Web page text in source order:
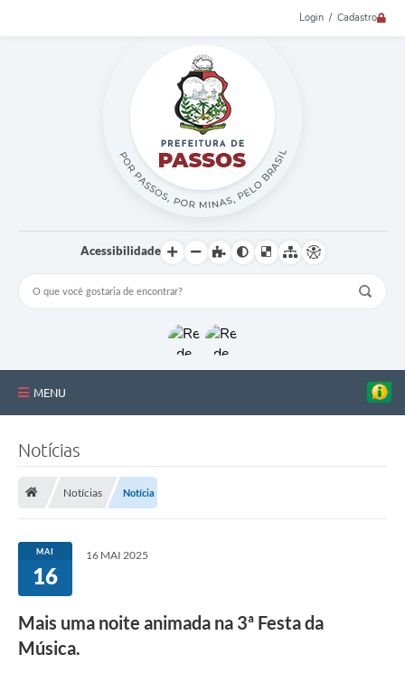
Login / Cadastro
Acessibilidade
MENU
Estrutura Administrativa
Galeria de Fotos
Notícias
Notícias Notícia
MAI
16
16 MAI 2025
Mais uma noite animada na 3ª Festa da
Música.